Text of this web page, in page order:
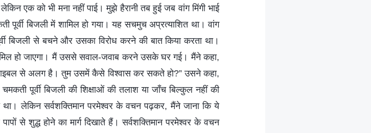
एक को भी मना नहीं पाई। मुझे हैरानी तब हुई जब वांग मिंगी भाई
पूर्वी बिजली में शामिल हो गया। यह सचमुच अप्रत्याशित था। वांग
बिजली से बचने और उसका विरोध करने की बात किया करता था।
हो जाएगा। मैं उससे सवाल-जवाब करने उसके घर गई। मैंने कहा,
बाइबल से अलग है। तुम उसमें कैसे विश्वास कर सकते हो?” उसने कहा,
पूर्वी बिजली की शिक्षाओं की तलाश या जाँच बिल्कुल नहीं की
लेकिन सर्वशक्तिमान परमेश्वर के वचन पढ़कर, मैंने जाना कि ये
से शुद्ध होने का मार्ग दिखाते हैं। सर्वशक्तिमान परमेश्वर के वचन